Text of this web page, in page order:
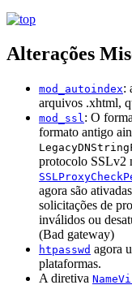
Alterações
mod_autoindex:
arquivos .xhtml,
mod_ssl: O
formato antigo
protocolo SSLv2
agora são
solicitações de
inválidos ou
(Bad gateway)
htpasswd agora
plataformas.
A diretiva